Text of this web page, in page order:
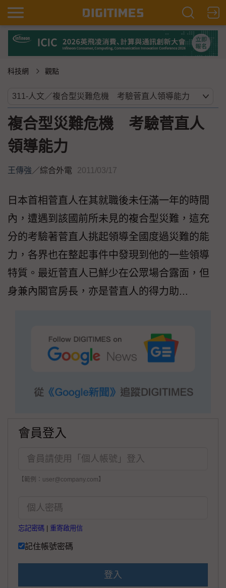
科技網 觀點
複合型災難危機 考驗菅直人
領導能力
王傳強／綜合外電 2011/03/17
日本首相菅直人在其就職後未任滿一年的時間
內，遭遇到該國前所未見的複合型災難，這充
分的考驗著菅直人挑起領導全國度過災難的能
力，各界也在整起事件中發現到他的一些領導
特質。最近菅直人已鮮少在公眾場合露面，但
身兼內閣官房長，亦是菅直人的得力助...
會員登入
【範例：user@company.com】
忘記密碼 重寄啟用信
記住帳號密碼
登入